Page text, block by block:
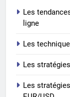
Les
ligne
Les
Les
Les